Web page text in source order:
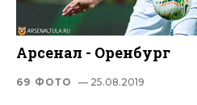
Арсенал - Оренбург
69 ФОТО — 25.08.2019